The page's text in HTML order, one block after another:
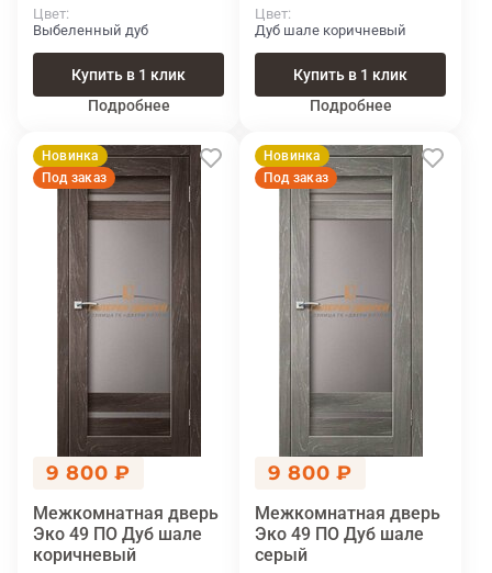
Цвет
Выбеленный дуб
Купить в 1 клик
Подробнее
Цвет
Дуб шале коричневый
Купить в 1 клик
Подробнее
Новинка
Под заказ
9 800 ₽
Межкомнатная дверь
Эко 49 ПО Дуб шале
коричневый
Новинка
Под заказ
9 800 ₽
Межкомнатная дверь
Эко 49 ПО Дуб шале
серый